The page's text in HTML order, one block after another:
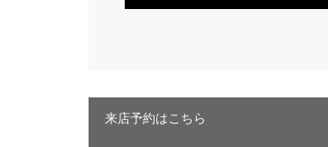
来店予約はこちら